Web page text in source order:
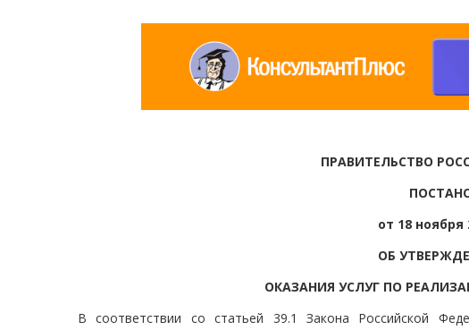
ПРАВИТЕЛЬСТВО
от 18 ноября
ОБ
ОКАЗАНИЯ УСЛУГ ПО
В соответствии со статьей 39.1 Закона Российской